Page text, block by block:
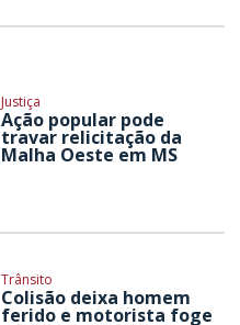
Justiça
Ação popular pode
travar relicitação da
Malha Oeste em MS
Trânsito
Colisão deixa homem
ferido e motorista foge